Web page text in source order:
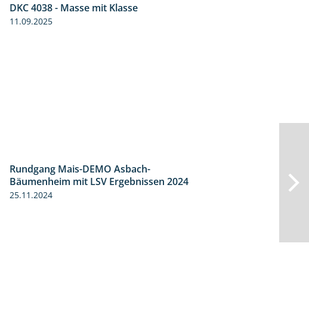
DKC 4038 - Masse mit Klasse
11.09.2025
8:38
Rundgang Mais-DEMO Asbach-
Bäumenheim mit LSV Ergebnissen 2024
25.11.2024